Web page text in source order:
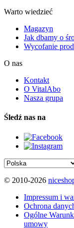
Warto wiedzieć
Magazyn
Jak dbamy o
Wycofanie
O nas
Kontakt
O VitalAbo
Nasza grupa
Śledź nas na
© 2010-2026
Impressum i
Ochrona
Ogólne
umowy